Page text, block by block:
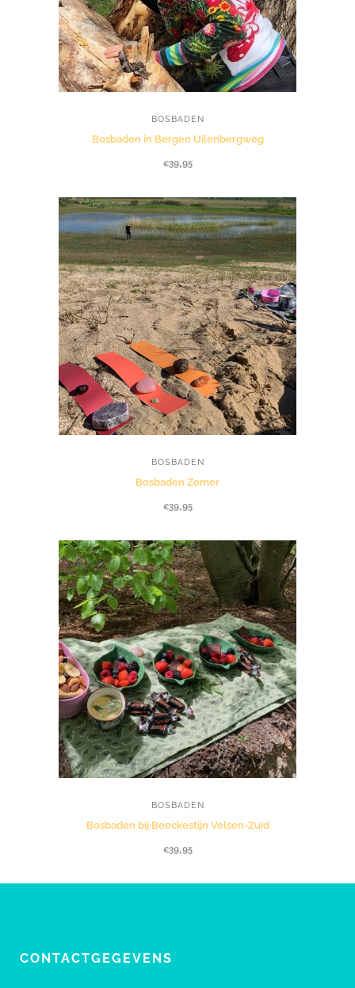
BOSBADEN
Bosbaden in Bergen Uilenbergweg
€39,95
BOSBADEN
Bosbaden Zomer
€39,95
BOSBADEN
Bosbaden bij Beeckestijn Velsen-Zuid
€39,95
CONTACTGEGEVENS